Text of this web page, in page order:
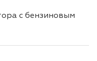
с бензиновым